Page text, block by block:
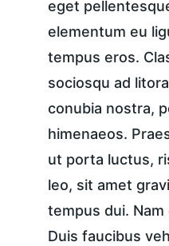
eget
elementum eu
tempus eros.
sociosqu ad
conubia nostra,
himenaeos.
ut porta luctus,
leo, sit amet
tempus dui.
Duis faucibus